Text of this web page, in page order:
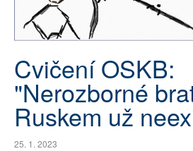
PŘÍSPĚVKY NA PROVOZ
SOCIÁLNÍ SÍTĚ
RUBRIKY
PLNÁ VERZE STRÁNEK
Cvičení OSKB:
"Nerozborné
Ruskem už
25. 1. 2023